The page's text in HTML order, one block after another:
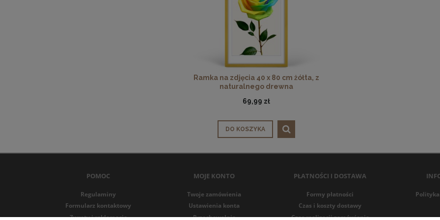
Ramka na zdjęcia 40 x 80 cm żółta, z
naturalnego drewna
69,99 zł
DO KOSZYKA
POMOC
Regulaminy
Formularz kontaktowy
Zwroty i reklamacje
MOJE KONTO
Twoje zamówienia
Ustawienia konta
Przechowalnia
PŁATNOŚCI I DOSTAWA
Formy płatności
Czas i koszty dostawy
Czas realizacji zamówienia